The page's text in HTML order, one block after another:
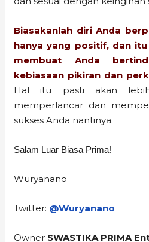
Biasakanlah diri Anda
hanya yang positif, dan
membuat Anda
kebiasaan pikiran dan
Hal itu pasti akan
memperlancar dan
sukses Anda nantinya.
Salam Luar Biasa Prima!
Wuryanano
Twitter: @Wuryanano
Owner SWASTIKA PRIMA